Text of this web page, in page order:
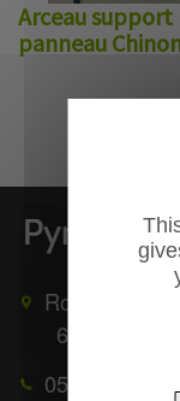
Arceau support
panneau
Route de
65370
05 62 39 25